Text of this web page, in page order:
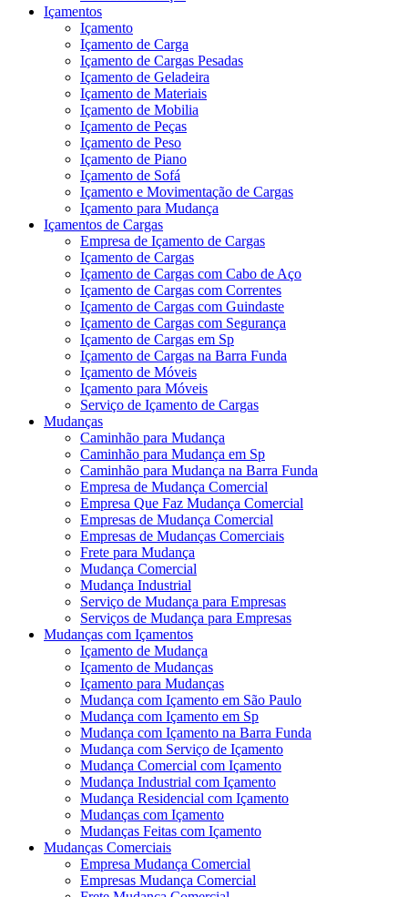
Içamentos
Içamento
Içamento de Carga
Içamento de Cargas Pesadas
Içamento de Geladeira
Içamento de Materiais
Içamento de Mobilia
Içamento de Peças
Içamento de Peso
Içamento de Piano
Içamento de Sofá
Içamento e Movimentação de Cargas
Içamento para Mudança
Içamentos de Cargas
Empresa de Içamento de Cargas
Içamento de Cargas
Içamento de Cargas com Cabo de Aço
Içamento de Cargas com Correntes
Içamento de Cargas com Guindaste
Içamento de Cargas com Segurança
Içamento de Cargas em Sp
Içamento de Cargas na Barra Funda
Içamento de Móveis
Içamento para Móveis
Serviço de Içamento de Cargas
Mudanças
Caminhão para Mudança
Caminhão para Mudança em Sp
Caminhão para Mudança na Barra Funda
Empresa de Mudança Comercial
Empresa Que Faz Mudança Comercial
Empresas de Mudança Comercial
Empresas de Mudanças Comerciais
Frete para Mudança
Mudança Comercial
Mudança Industrial
Serviço de Mudança para Empresas
Serviços de Mudança para Empresas
Mudanças com Içamentos
Içamento de Mudança
Içamento de Mudanças
Içamento para Mudanças
Mudança com Içamento em São Paulo
Mudança com Içamento em Sp
Mudança com Içamento na Barra Funda
Mudança com Serviço de Içamento
Mudança Comercial com Içamento
Mudança Industrial com Içamento
Mudança Residencial com Içamento
Mudanças com Içamento
Mudanças Feitas com Içamento
Mudanças Comerciais
Empresa Mudança Comercial
Empresas Mudança Comercial